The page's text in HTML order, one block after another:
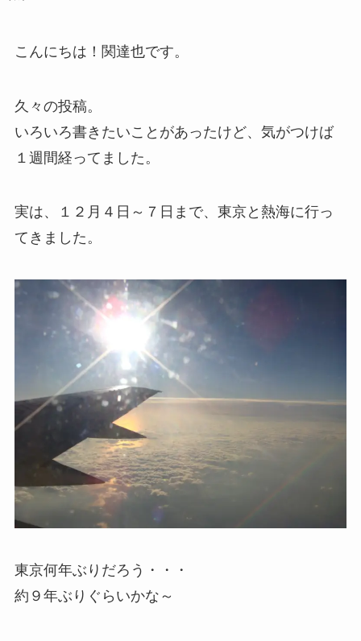
こんにちは！関達也です。
久々の投稿。
いろいろ書きたいことがあったけど、気がつけば
１週間経ってました。
実は、１２月４日～７日まで、東京と熱海に行っ
てきました。
東京何年ぶりだろう・・・
約９年ぶりぐらいかな～